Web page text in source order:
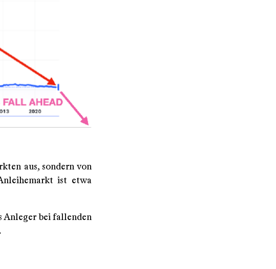
aus, sondern von
ist etwa
Anleger bei fallenden